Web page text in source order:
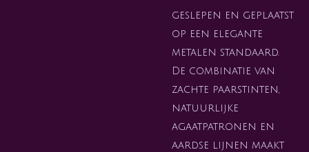
geslepen en geplaatst
op een elegante
metalen standaard.
De combinatie van
zachte paarstinten,
natuurlijke
agaatpatronen en
aardse lijnen maakt